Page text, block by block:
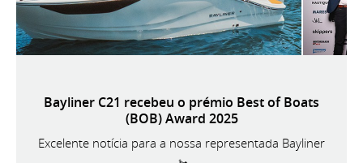
Bayliner C21 recebeu o prémio Best of Boats
(BOB) Award 2025
Excelente notícia para a nossa representada Bayliner